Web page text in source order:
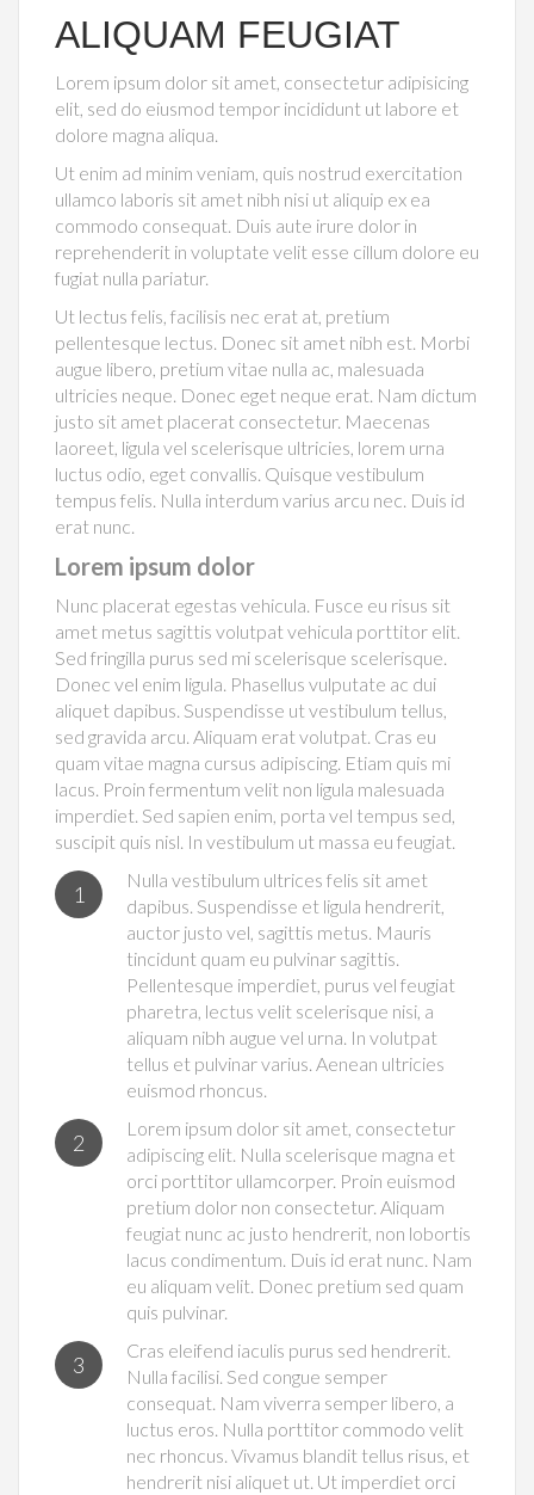
ALIQUAM FEUGIAT
Lorem ipsum dolor sit amet, consectetur adipisicing
elit, sed do eiusmod tempor incididunt ut labore et
dolore magna aliqua.
Ut enim ad minim veniam, quis nostrud exercitation
ullamco laboris sit amet nibh nisi ut aliquip ex ea
commodo consequat. Duis aute irure dolor in
reprehenderit in voluptate velit esse cillum dolore eu
fugiat nulla pariatur.
Ut lectus felis, facilisis nec erat at, pretium
pellentesque lectus. Donec sit amet nibh est. Morbi
augue libero, pretium vitae nulla ac, malesuada
ultricies neque. Donec eget neque erat. Nam dictum
justo sit amet placerat consectetur. Maecenas
laoreet, ligula vel scelerisque ultricies, lorem urna
luctus odio, eget convallis. Quisque vestibulum
tempus felis. Nulla interdum varius arcu nec. Duis id
erat nunc.
Lorem ipsum dolor
Nunc placerat egestas vehicula. Fusce eu risus sit
amet metus sagittis volutpat vehicula porttitor elit.
Sed fringilla purus sed mi scelerisque scelerisque.
Donec vel enim ligula. Phasellus vulputate ac dui
aliquet dapibus. Suspendisse ut vestibulum tellus,
sed gravida arcu. Aliquam erat volutpat. Cras eu
quam vitae magna cursus adipiscing. Etiam quis mi
lacus. Proin fermentum velit non ligula malesuada
imperdiet. Sed sapien enim, porta vel tempus sed,
suscipit quis nisl. In vestibulum ut massa eu feugiat.
1
Nulla vestibulum ultrices felis sit amet
dapibus. Suspendisse et ligula hendrerit,
auctor justo vel, sagittis metus. Mauris
tincidunt quam eu pulvinar sagittis.
Pellentesque imperdiet, purus vel feugiat
pharetra, lectus velit scelerisque nisi, a
aliquam nibh augue vel urna. In volutpat
tellus et pulvinar varius. Aenean ultricies
euismod rhoncus.
2
Lorem ipsum dolor sit amet, consectetur
adipiscing elit. Nulla scelerisque magna et
orci porttitor ullamcorper. Proin euismod
pretium dolor non consectetur. Aliquam
feugiat nunc ac justo hendrerit, non lobortis
lacus condimentum. Duis id erat nunc. Nam
eu aliquam velit. Donec pretium sed quam
quis pulvinar.
3
Cras eleifend iaculis purus sed hendrerit.
Nulla facilisi. Sed congue semper
consequat. Nam viverra semper libero, a
luctus eros. Nulla porttitor commodo velit
nec rhoncus. Vivamus blandit tellus risus, et
hendrerit nisi aliquet ut. Ut imperdiet orci